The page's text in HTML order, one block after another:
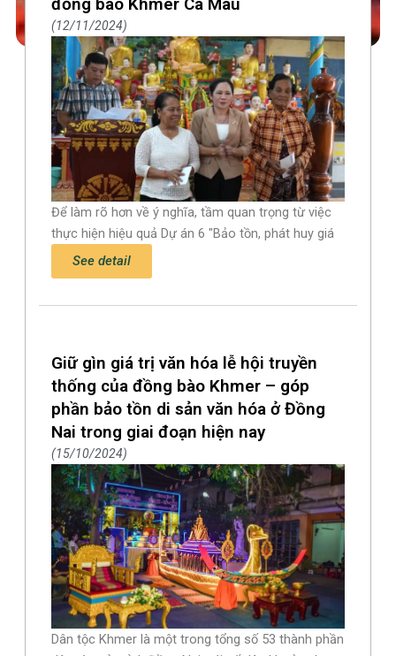
đồng bào Khmer Cà Mau
12/11/2024
Để làm rõ hơn về ý nghĩa, tầm quan trọng từ việc
thực hiện hiệu quả Dự án 6 "Bảo tồn, phát huy giá
See detail
Giữ gìn giá trị văn hóa lễ hội truyền
thống của đồng bào Khmer – góp
phần bảo tồn di sản văn hóa ở Đồng
Nai trong giai đoạn hiện nay
15/10/2024
Dân tộc Khmer là một trong tổng số 53 thành phần